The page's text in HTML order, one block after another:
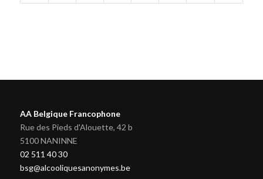
AA Belgique Francophone
Rue des Pieds d'Alouette, 42 b
5100 NANINNE
02 511 40 30
bsg@alcooliquesanonymes.be